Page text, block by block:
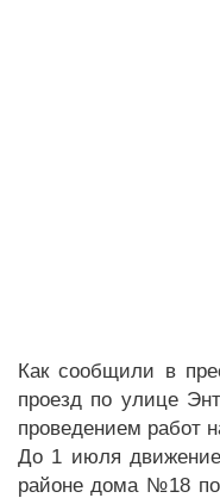
Как сообщили в
проезд по улице
проведением работ
До 1 июля движение
районе дома №18 по